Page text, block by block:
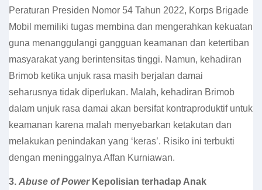
Peraturan Presiden Nomor 54 Tahun 2022, Korps Brigade
Mobil memiliki tugas membina dan mengerahkan kekuatan
guna menanggulangi gangguan keamanan dan ketertiban
masyarakat yang berintensitas tinggi. Namun, kehadiran
Brimob ketika unjuk rasa masih berjalan damai
seharusnya tidak diperlukan. Malah, kehadiran Brimob
dalam unjuk rasa damai akan bersifat kontraproduktif untuk
keamanan karena malah menyebarkan ketakutan dan
melakukan penindakan yang ‘keras’. Risiko ini terbukti
dengan meninggalnya Affan Kurniawan.
3. Abuse of PowerKepolisian terhadap Anak